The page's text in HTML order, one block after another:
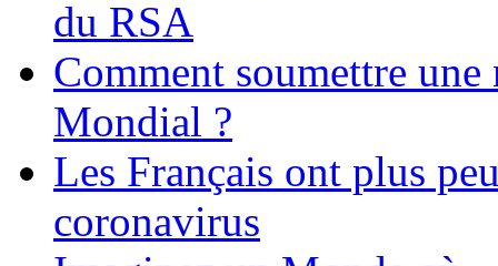
du RSA
Comment soumettre
Mondial ?
Les Français ont plus
coronavirus